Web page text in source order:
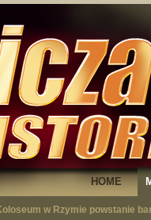
HOME
w Rzymie powstanie